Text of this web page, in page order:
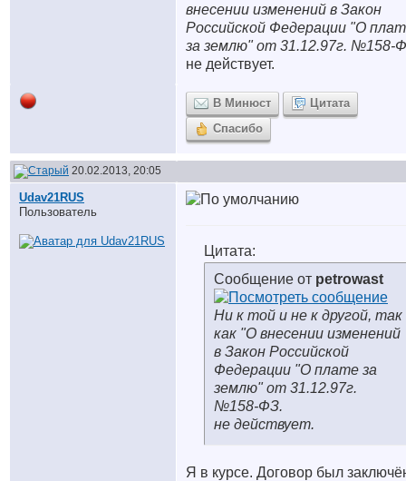
внесении изменений в Закон
Российской Федерации "О
за землю" от 31.12.97г. №158-
не действует.
В Минюст
Цитата
Спасибо
20.02.2013, 20:05
Udav21RUS
Пользователь
Цитата:
Сообщение от petrowast
Ни к той и не к другой, так
как "О внесении изменений
в Закон Российской
Федерации "О плате за
землю" от 31.12.97г.
№158-ФЗ.
не действует.
Я в курсе. Договор был